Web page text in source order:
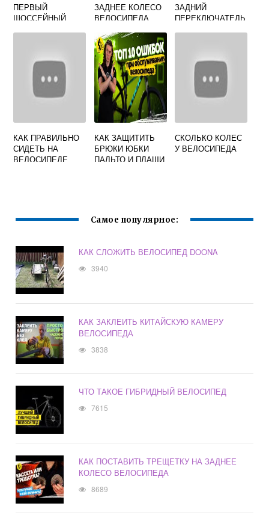
ПЕРВЫЙ
ШОССЕЙНЫЙ
ЗАДНЕЕ КОЛЕСО
ВЕЛОСИПЕДА
ЗАДНИЙ
ПЕРЕКЛЮЧАТЕЛЬ
КАК ПРАВИЛЬНО
СИДЕТЬ НА
ВЕЛОСИПЕДЕ
КАК ЗАЩИТИТЬ
БРЮКИ ЮБКИ
ПАЛЬТО И ПЛАЩИ
СКОЛЬКО КОЛЕС
У ВЕЛОСИПЕДА
Самое популярное:
КАК СЛОЖИТЬ ВЕЛОСИПЕД DOONA
3940
КАК ЗАКЛЕИТЬ КИТАЙСКУЮ КАМЕРУ
ВЕЛОСИПЕДА
3838
ЧТО ТАКОЕ ГИБРИДНЫЙ ВЕЛОСИПЕД
7615
КАК ПОСТАВИТЬ ТРЕЩЕТКУ НА ЗАДНЕЕ
КОЛЕСО ВЕЛОСИПЕДА
8689